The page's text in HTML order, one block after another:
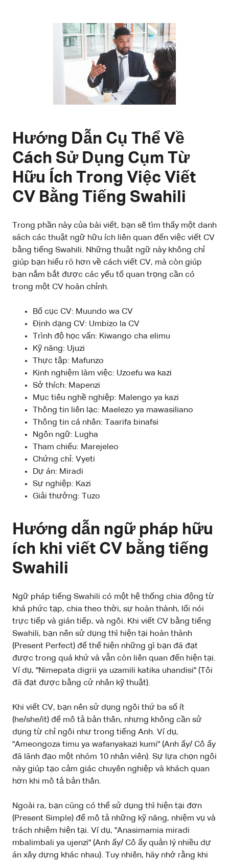
Hướng Dẫn Cụ Thể Về
Cách Sử Dụng Cụm Từ
Hữu Ích Trong Việc Viết
CV Bằng Tiếng Swahili
Trong phần này của bài viết, bạn sẽ tìm thấy một danh
sách các thuật ngữ hữu ích liên quan đến việc viết CV
bằng tiếng Swahili. Những thuật ngữ này không chỉ
giúp bạn hiểu rõ hơn về cách viết CV, mà còn giúp
bạn nắm bắt được các yếu tố quan trọng cần có
trong một CV hoàn chỉnh.
Bố cục CV: Muundo wa CV
Định dạng CV: Umbizo la CV
Trình độ học vấn: Kiwango cha elimu
Kỹ năng: Ujuzi
Thực tập: Mafunzo
Kinh nghiệm làm việc: Uzoefu wa kazi
Sở thích: Mapenzi
Mục tiêu nghề nghiệp: Malengo ya kazi
Thông tin liên lạc: Maelezo ya mawasiliano
Thông tin cá nhân: Taarifa binafsi
Ngôn ngữ: Lugha
Tham chiếu: Marejeleo
Chứng chỉ: Vyeti
Dự án: Miradi
Sự nghiệp: Kazi
Giải thưởng: Tuzo
Hướng dẫn ngữ pháp hữu
ích khi viết CV bằng tiếng
Swahili
Ngữ pháp tiếng Swahili có một hệ thống chia động từ
khá phức tạp, chia theo thời, sự hoàn thành, lối nói
trực tiếp và gián tiếp, và ngôi. Khi viết CV bằng tiếng
Swahili, bạn nên sử dụng thì hiện tại hoàn thành
(Present Perfect) để thể hiện những gì bạn đã đạt
được trong quá khứ và vẫn còn liên quan đến hiện tại.
Ví dụ, "Nimepata digrii ya uzamili katika uhandisi" (Tôi
đã đạt được bằng cử nhân kỹ thuật).
Khi viết CV, bạn nên sử dụng ngôi thứ ba số ít
(he/she/it) để mô tả bản thân, nhưng không cần sử
dụng từ chỉ ngôi như trong tiếng Anh. Ví dụ,
"Ameongoza timu ya wafanyakazi kumi" (Anh ấy/ Cô ấy
đã lãnh đạo một nhóm 10 nhân viên). Sự lựa chọn ngôi
này giúp tạo cảm giác chuyên nghiệp và khách quan
hơn khi mô tả bản thân.
Ngoài ra, bạn cũng có thể sử dụng thì hiện tại đơn
(Present Simple) để mô tả những kỹ năng, nhiệm vụ và
trách nhiệm hiện tại. Ví dụ, "Anasimamia miradi
mbalimbali ya ujenzi" (Anh ấy/ Cô ấy quản lý nhiều dự
án xây dựng khác nhau). Tuy nhiên, hãy nhớ rằng khi